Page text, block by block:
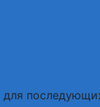
для